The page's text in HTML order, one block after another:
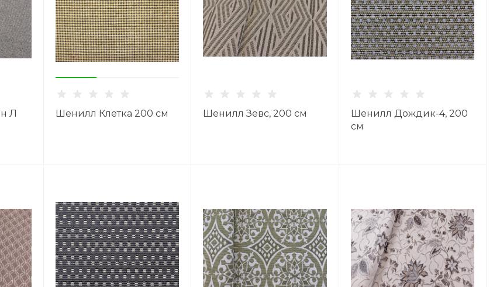
Л
Шенилл Клетка 200 см Шенилл Зевс, 200 см
Шенилл Дождик-4, 200
см